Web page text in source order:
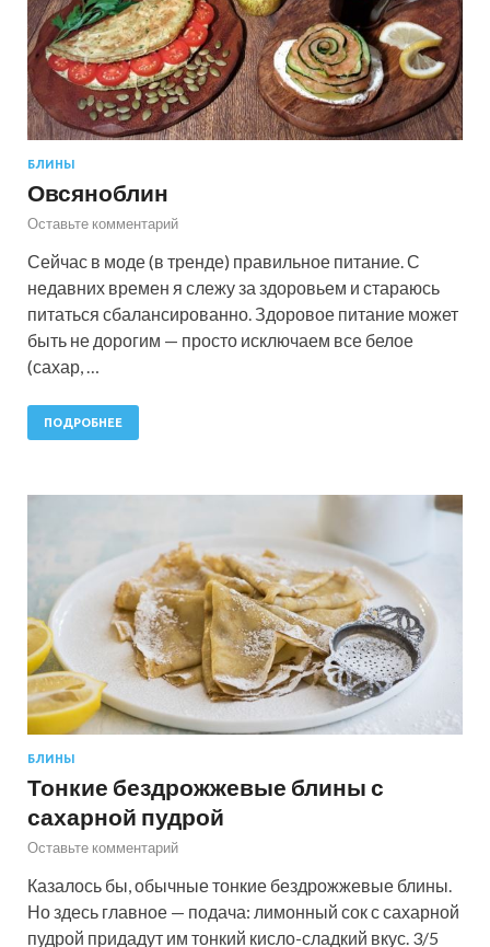
БЛИНЫ
Овсяноблин
Оставьте комментарий
Сейчас в моде (в тренде) правильное питание. С
недавних времен я слежу за здоровьем и стараюсь
питаться сбалансированно. Здоровое питание может
быть не дорогим — просто исключаем все белое
(сахар, …
ПОДРОБНЕЕ
БЛИНЫ
Тонкие бездрожжевые блины с
сахарной пудрой
Оставьте комментарий
Казалось бы, обычные тонкие бездрожжевые блины.
Но здесь главное — подача: лимонный сок с сахарной
пудрой придадут им тонкий кисло-сладкий вкус. 3/5